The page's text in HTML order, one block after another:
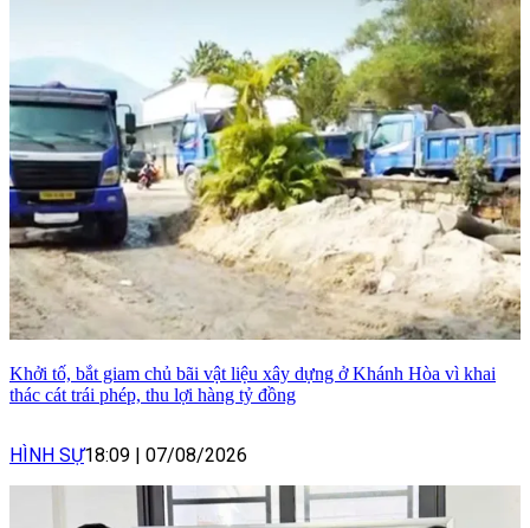
Khởi tố, bắt giam chủ bãi vật liệu xây dựng ở Khánh Hòa vì khai
thác cát trái phép, thu lợi hàng tỷ đồng
HÌNH SỰ18:09 | 07/08/2026